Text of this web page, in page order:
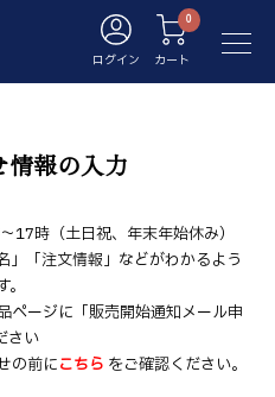
ログイン カート
情報の入力
17時（土日祝、年末年始休み）
「注文情報」などがわかるよう
ージに「販売開始通知メール申
さい
の前にこちら をご確認ください。